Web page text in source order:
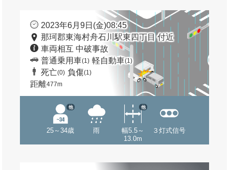
2023年6月9日(金)08:45
那珂郡東海村舟石川駅東四丁目 付近
車両相互 中破事故
普通乗用車(1) 軽自動車(1)
死亡(0) 負傷(1)
距離477m
25～34歳
他
雨
幅5.5～
13.0m
他
３灯式信号